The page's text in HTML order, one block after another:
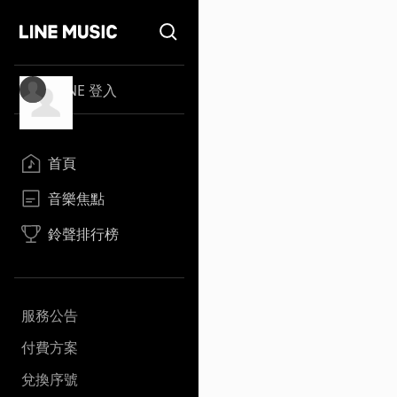
LINE 登入
首頁
音樂焦點
鈴聲排行榜
服務公告
付費方案
兌換序號